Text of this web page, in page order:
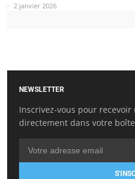
2 janvier 2026
NEWSLETTER
Inscrivez-vous pour
directement dans votre